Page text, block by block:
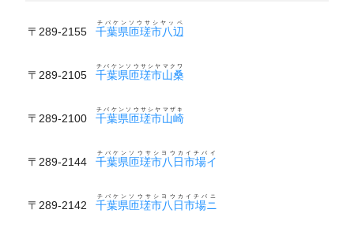
〒289-2155 千葉県匝瑳市八辺
チバケンソウサシヤッペ
〒289-2105 千葉県匝瑳市山桑
チバケンソウサシヤマクワ
〒289-2100 千葉県匝瑳市山崎
チバケンソウサシヤマザキ
〒289-2144 千葉県匝瑳市八日市場イ
チバケンソウサシヨウカイチバイ
〒289-2142 千葉県匝瑳市八日市場ニ
チバケンソウサシヨウカイチバニ